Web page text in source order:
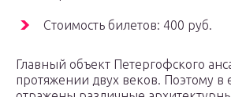
Стоимость билетов: 400 руб.
Главный объект Петергофского
протяжении двух веков. Поэтому в